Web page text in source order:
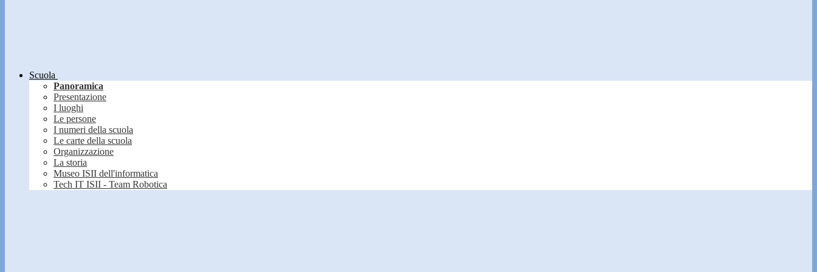
Scuola
Panoramica
Presentazione
I luoghi
Le persone
I numeri della scuola
Le carte della scuola
Organizzazione
La storia
Museo ISII dell'informatica
Tech IT ISII - Team Robotica